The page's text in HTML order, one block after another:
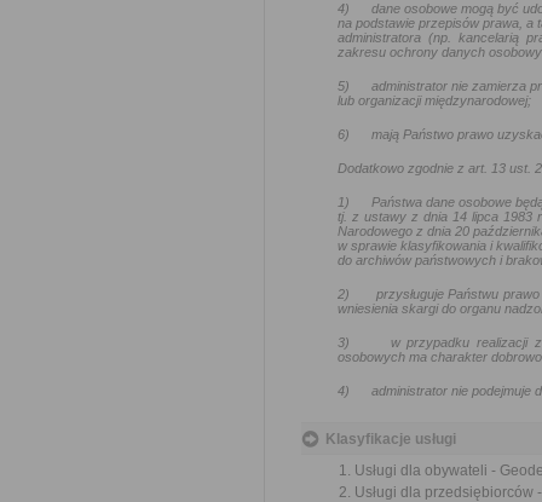
4) dane osobowe mogą być
na podstawie przepisów prawa, a
administratora (np. kancelarią
zakresu ochrony danych
5) administrator nie zamierza
lub organizacji międzynarodowej;
6) mają Państwo prawo
Dodatkowo zgodnie z art. 13 ust.
1) Państwa dane osobowe
tj. z ustawy z dnia 14 lipca 1983
Narodowego z dnia 20
w sprawie klasyfikowania i
do archiwów państwowych i
2) przysługuje Państwu
wniesienia skargi do organu
3) w przypadku realizacji
osobowych ma charakter
4) administrator nie podejmuje
Klasyfikacje usługi
Usługi dla obywateli -
Usługi dla przedsiębiorców